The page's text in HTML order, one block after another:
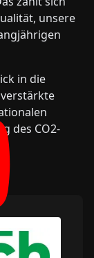
unsere
in die
des CO2-